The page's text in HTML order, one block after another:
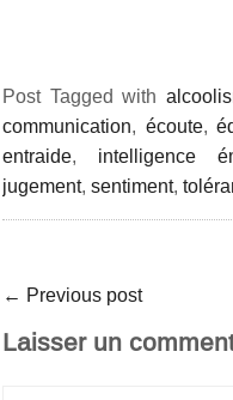
Post Tagged with
communication, écoute,
entraide, intelligence
jugement,sentiment,
← Previous post
Laisser un